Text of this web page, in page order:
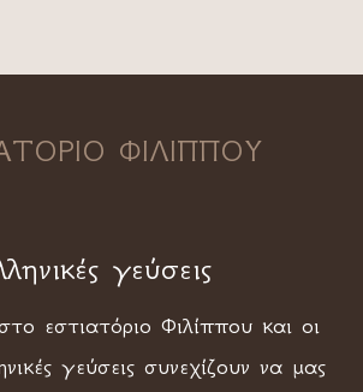
ΦΙΛΙΠΠΟΥ
γεύσεις
εστιατόριο Φιλίππου και οι
γεύσεις συνεχίζουν να μας